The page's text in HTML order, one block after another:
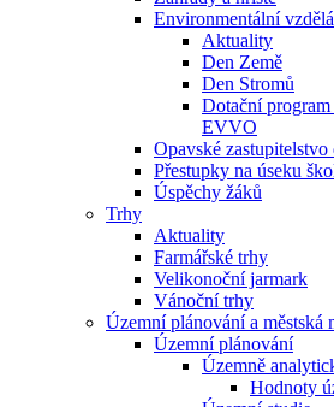
Environmentální
Aktuality
Den Země
Den Stromů
Dotační
EVVO
Opavské zastupitelstvo
Přestupky na úseku
Úspěchy žáků
Trhy
Aktuality
Farmářské trhy
Velikonoční jarmark
Vánoční trhy
Územní plánování a městská
Územní plánování
Územně
Hodnoty